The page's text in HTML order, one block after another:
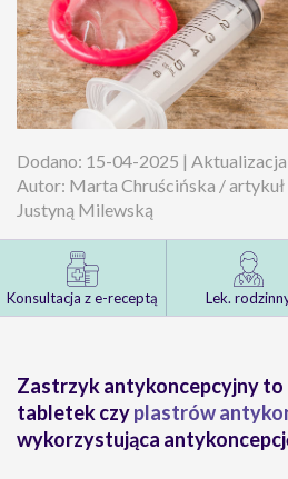
Dodano: 15-04-2025 |
Autor: Marta Chruścińska /
Justyną Milewską
Konsultacja z e-receptą Lek.
Zastrzyk antykoncepcyjny
tabletek czyplastrów
wykorzystująca